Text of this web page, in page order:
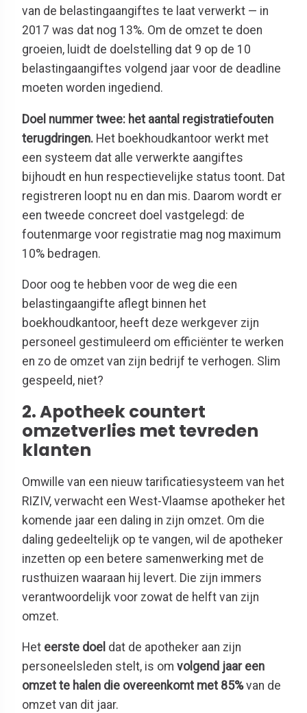
van de belastingaangiftes te laat verwerkt — in
2017 was dat nog 13%. Om de omzet te doen
groeien, luidt de doelstelling dat 9 op de 10
belastingaangiftes volgend jaar voor de deadline
moeten worden ingediend.
Doel nummer twee: het aantal registratiefouten
terugdringen. Het boekhoudkantoor werkt met
een systeem dat alle verwerkte aangiftes
bijhoudt en hun respectievelijke status toont. Dat
registreren loopt nu en dan mis. Daarom wordt er
een tweede concreet doel vastgelegd: de
foutenmarge voor registratie mag nog maximum
10% bedragen.
Door oog te hebben voor de weg die een
belastingaangifte aflegt binnen het
boekhoudkantoor, heeft deze werkgever zijn
personeel gestimuleerd om efficiënter te werken
en zo de omzet van zijn bedrijf te verhogen. Slim
gespeeld, niet?
2. Apotheek countert
omzetverlies met tevreden
klanten
Omwille van een nieuw tarificatiesysteem van het
RIZIV, verwacht een West-Vlaamse apotheker het
komende jaar een daling in zijn omzet. Om die
daling gedeeltelijk op te vangen, wil de apotheker
inzetten op een betere samenwerking met de
rusthuizen waaraan hij levert. Die zijn immers
verantwoordelijk voor zowat de helft van zijn
omzet.
Het eerste doel dat de apotheker aan zijn
personeelsleden stelt, is om volgend jaar een
omzet te halen die overeenkomt met 85%van de
omzet van dit jaar.